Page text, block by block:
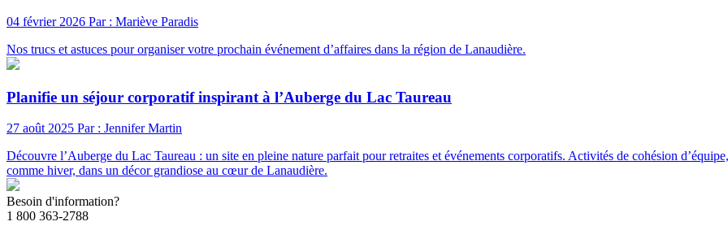
04 février 2026 Par : Mariève Paradis
Nos trucs et astuces pour organiser votre prochain événement d’affaires dans la région de Lanaudière.
Planifie un séjour corporatif inspirant à l’Auberge du Lac Taureau
27 août 2025 Par : Jennifer Martin
Découvre l’Auberge du Lac Taureau : un site en pleine nature parfait pour retraites et événements corporatifs. Activités de cohésion
comme hiver, dans un décor grandiose au cœur de Lanaudière.
Besoin d'information?
1 800 363-2788